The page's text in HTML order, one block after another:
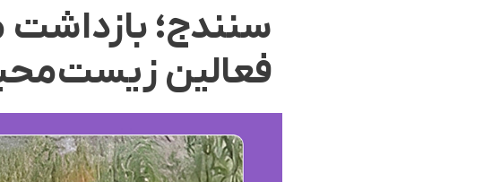
سنندج؛ بازداشت
فعالین